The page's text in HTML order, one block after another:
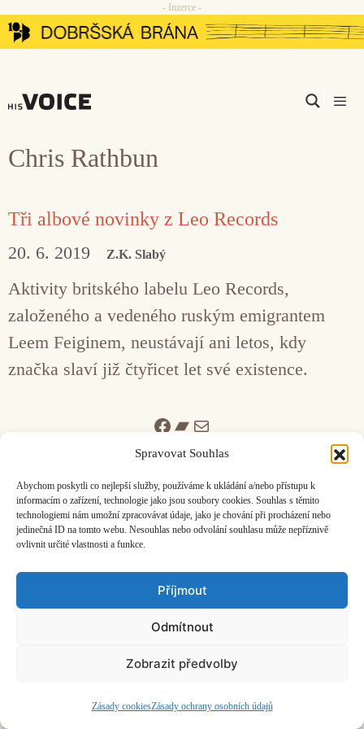
Spravovat Souhlas
Abychom poskytli co nejlepší služby, používáme k ukládání a/nebo přístupu k
informacím o zařízení, technologie jako jsou soubory cookies. Souhlas s těmito
technologiemi nám umožní zpracovávat údaje, jako je chování při procházení nebo
jedinečná ID na tomto webu. Nesouhlas nebo odvolání souhlasu může nepříznivě
ovlivnit určité vlastnosti a funkce.
Příjmout
Odmítnout
Zobrazit předvolby
Zásady cookiesZásady ochrany osobních údajů
Přeskočit
na
- Inzerce -
Chris Rathbun
Tři albové novinky z Leo Records
20. 6. 2019 Z.K. Slabý
Aktivity britského labelu Leo Records,
založeného a vedeného ruským emigrantem
Leem Feiginem, neustávají ani letos, kdy
značka slaví již čtyřicet let své existence.
Facebook
Bandcamp
Mail
ČASOPIS O JINÉ HUDBĚ | vydává Hudební informační středisko
©2026 HISvoice – design a adminAtelier Dokument